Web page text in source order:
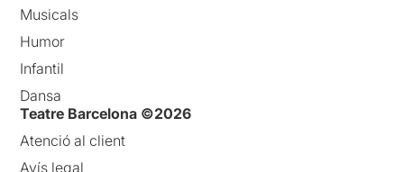
Musicals
Humor
Infantil
Dansa
Teatre Barcelona ©2026
Atenció al client
Avís legal